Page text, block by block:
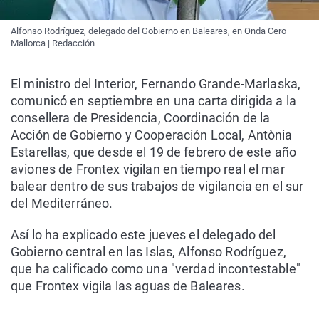
Alfonso Rodríguez, delegado del Gobierno en Baleares, en Onda Cero
Mallorca | Redacción
El ministro del Interior, Fernando Grande-Marlaska,
comunicó en septiembre en una carta dirigida a la
consellera de Presidencia, Coordinación de la
Acción de Gobierno y Cooperación Local, Antònia
Estarellas, que desde el 19 de febrero de este año
aviones de Frontex vigilan en tiempo real el mar
balear dentro de sus trabajos de vigilancia en el sur
del Mediterráneo.
Así lo ha explicado este jueves el delegado del
Gobierno central en las Islas, Alfonso Rodríguez,
que ha calificado como una "verdad incontestable"
que Frontex vigila las aguas de Baleares.